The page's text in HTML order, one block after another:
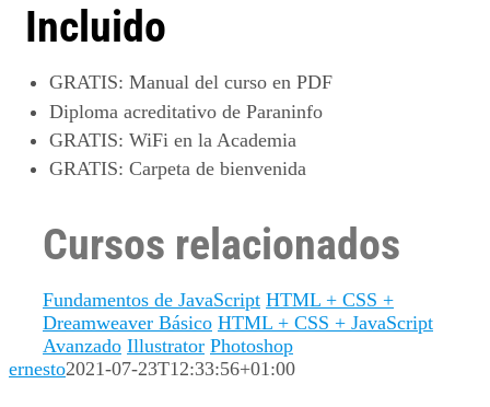
Incluido
GRATIS: Manual del curso en PDF
Diploma acreditativo de Paraninfo
GRATIS: WiFi en la Academia
GRATIS: Carpeta de bienvenida
Cursos relacionados
Fundamentos de JavaScript HTML + CSS +
Dreamweaver Básico HTML + CSS + JavaScript
Avanzado Illustrator Photoshop
ernesto2021-07-23T12:33:56+01:00